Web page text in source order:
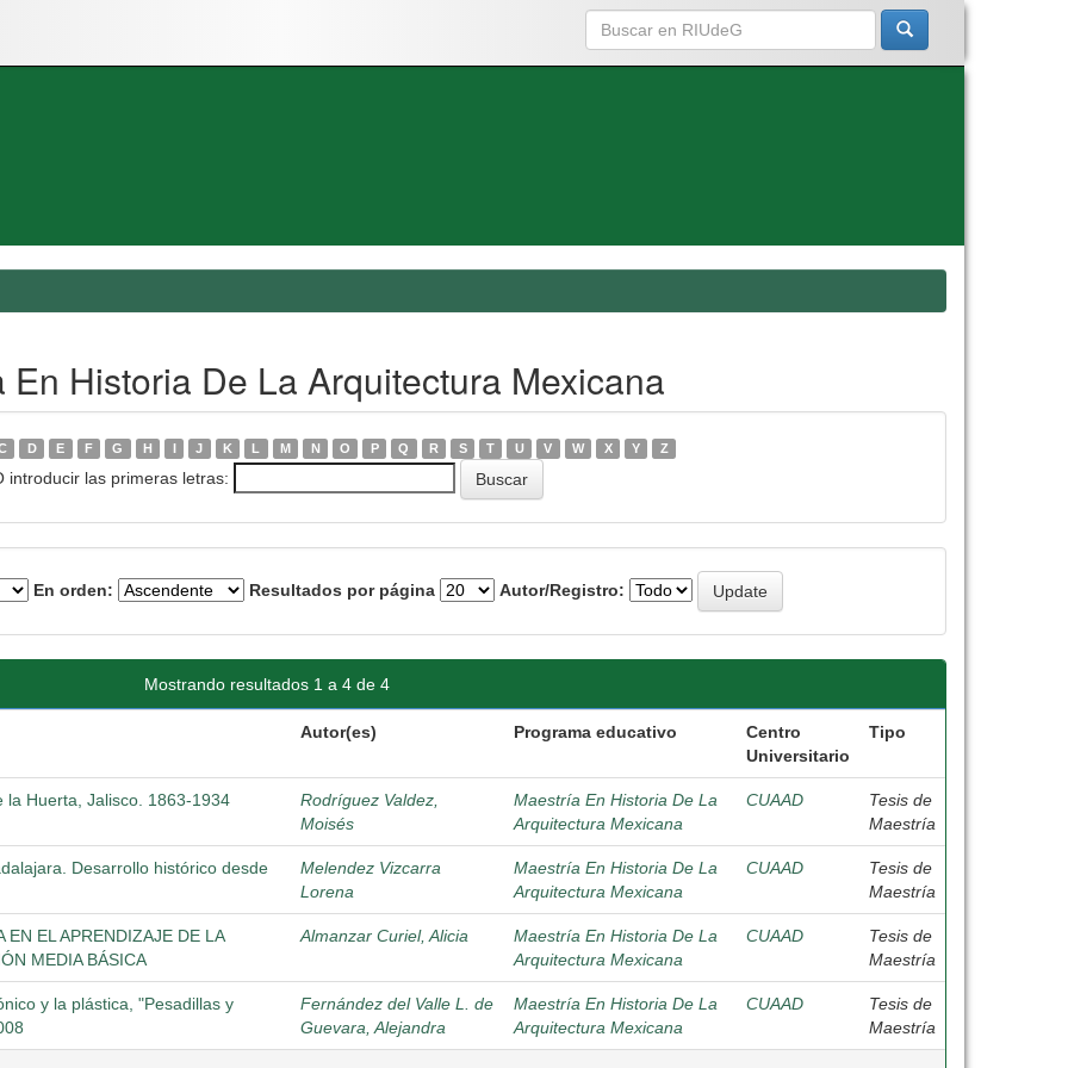
Historia De La Arquitectura Mexicana
D E F G H I J K L M N O P Q R S T U V W X Y Z
introducir las primeras letras:
En orden: Resultados por página Autor/Registro:
Mostrando resultados 1 a 4 de 4
Autor(es) Programa educativo
Centro
Universitario
Tipo
la Huerta, Jalisco. 1863-1934
Rodríguez Valdez,
Moisés
Maestría En Historia De La
Arquitectura Mexicana
CUAAD
Tesis de
Maestría
Desarrollo histórico desde
Melendez Vizcarra
Lorena
Maestría En Historia De La
Arquitectura Mexicana
CUAAD
Tesis de
Maestría
EN EL APRENDIZAJE DE LA
MEDIA BÁSICA
Almanzar Curiel, Alicia
Maestría En Historia De La
Arquitectura Mexicana
CUAAD
Tesis de
Maestría
y la plástica, "Pesadillas y
Fernández del Valle L. de
Guevara, Alejandra
Maestría En Historia De La
Arquitectura Mexicana
CUAAD
Tesis de
Maestría